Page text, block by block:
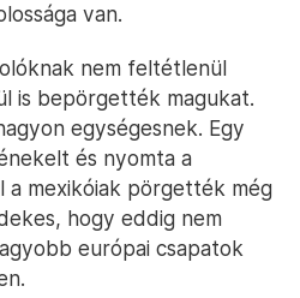
van.
nem feltétlenül
is bepörgették magukat.
egységesnek. Egy
és nyomta a
a mexikóiak pörgették még
hogy eddig nem
európai csapatok